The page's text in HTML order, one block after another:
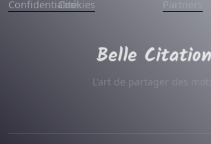
ConfidentialitéCookies Partners
L'art de partager des mots.